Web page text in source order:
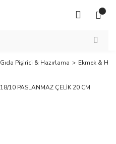
Gıda Pişirici & Hazırlama Ekmek &